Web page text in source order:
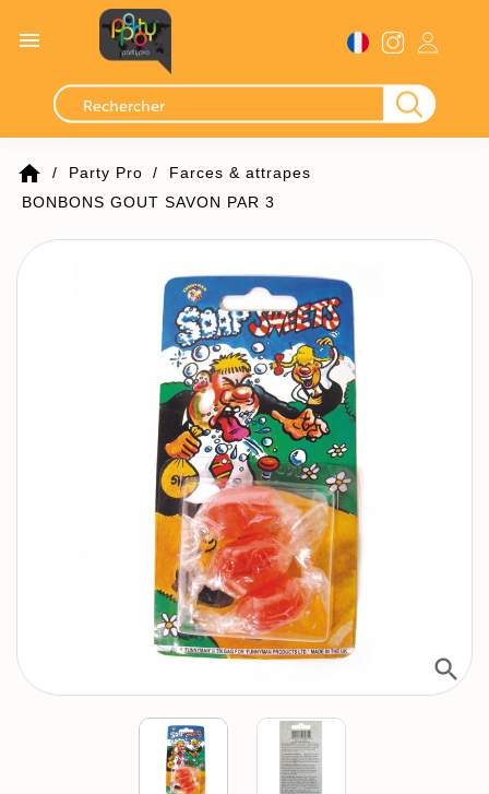

home Party Pro
Farces & attrapes
BONBONS GOUT SAVON PAR 3
search